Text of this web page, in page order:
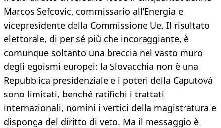
Marcos Sefcovic, commissario all’Energia e
vicepresidente della Commissione Ue. Il risultato
elettorale, di per sé più che incoraggiante, è
comunque soltanto una breccia nel vasto muro
degli egoismi europei: la Slovacchia non è una
Repubblica presidenziale e i poteri della Caputová
sono limitati, benché ratifichi i trattati
internazionali, nomini i vertici della magistratura e
disponga del diritto di veto. Ma il messaggio è